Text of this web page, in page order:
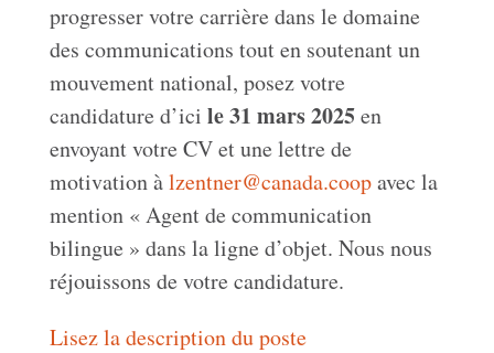
progresser votre carrière dans le domaine
des communications tout en soutenant un
mouvement national, posez votre
candidature d’ici le 31 mars 2025en
envoyant votre CV et une lettre de
motivation àlzentner@canada.coopavec la
mention « Agent de communication
bilingue » dans la ligne d’objet. Nous nous
réjouissons de votre candidature.
Lisez la description du poste